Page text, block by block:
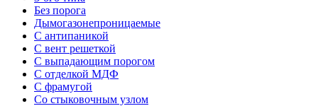
Без порога
Дымогазонепроницаемые
С антипаникой
С вент решеткой
С выпадающим порогом
С отделкой МДФ
С фрамугой
Со стыковочным узлом